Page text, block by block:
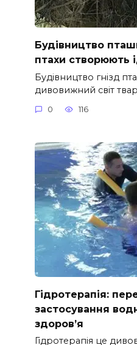
Будівництво
птахи створюють
Будівництво гнізд
дивовижний світ
0 116
Гідротерапія:
застосування
здоров’я
Гідротерапія це